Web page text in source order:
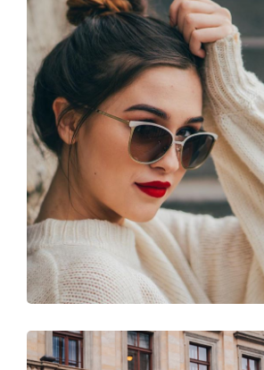
Τύπος:
Κατηγορία:
Μάρκα:
Χρήση:
Κωδικός Προϊόντος / Μοντέλο: